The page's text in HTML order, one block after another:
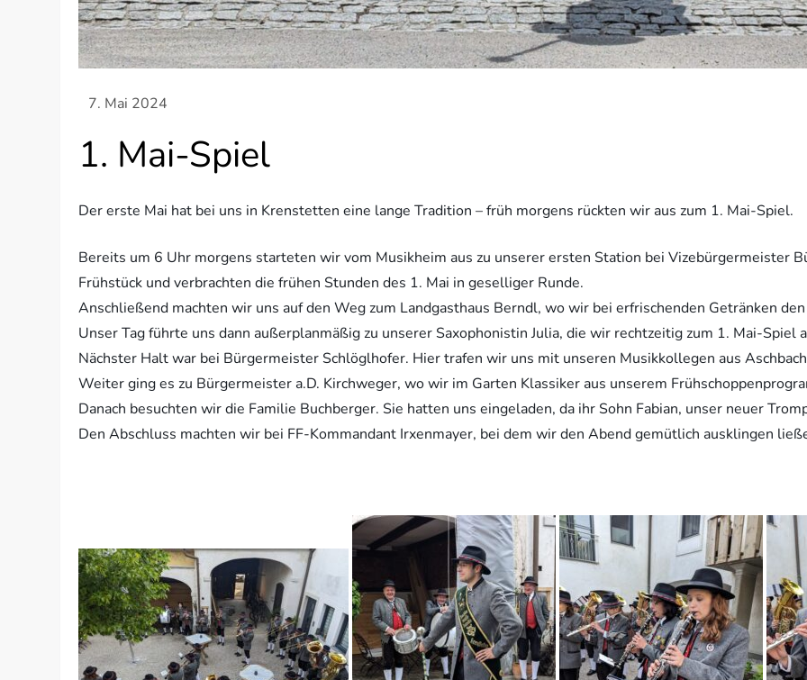
1. Mai-Spiel
Der erste Mai hat bei uns in Krenstetten eine lange Tradition – früh morgens rückten wir aus zum 1. Mai-Spiel.
Bereits um 6 Uhr morgens starteten wir vom Musikheim aus zu unserer ersten Station bei Vizebürgermeister
Frühstück und verbrachten die frühen Stunden des 1. Mai in geselliger Runde.
Anschließend machten wir uns auf den Weg zum Landgasthaus Berndl, wo wir bei erfrischenden Getränken
Unser Tag führte uns dann außerplanmäßig zu unserer Saxophonistin Julia, die wir rechtzeitig zum 1. Mai-Spiel
Nächster Halt war bei Bürgermeister Schlöglhofer. Hier trafen wir uns mit unseren Musikkollegen aus
Weiter ging es zu Bürgermeister a.D. Kirchweger, wo wir im Garten Klassiker aus unserem
Danach besuchten wir die Familie Buchberger. Sie hatten uns eingeladen, da ihr Sohn Fabian, unser neuer
Den Abschluss machten wir bei FF-Kommandant Irxenmayer, bei dem wir den Abend gemütlich ausklingen